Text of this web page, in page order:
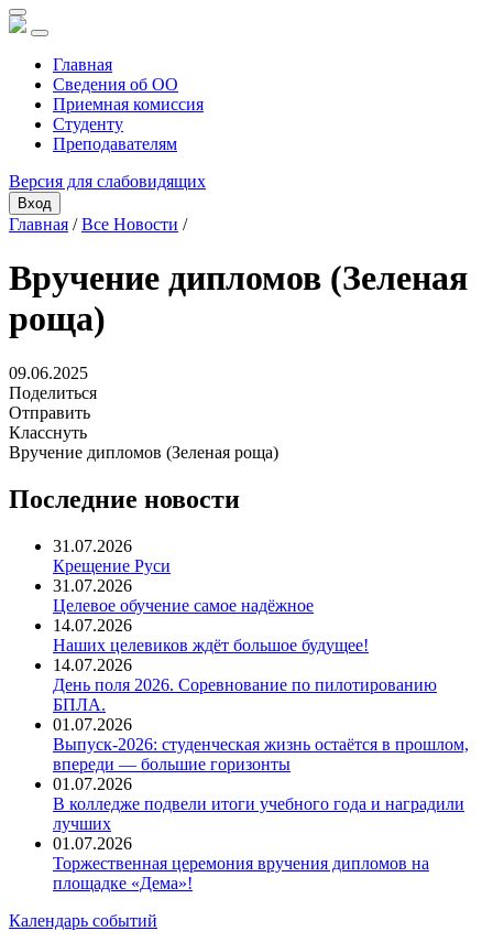
Главная
Сведения об ОО
Приемная комиссия
Студенту
Преподавателям
Версия для слабовидящих
Вход
Главная /Все Новости /
Вручение дипломов (Зеленая
роща)
09.06.2025
Поделиться
Отправить
Класснуть
Вручение дипломов (Зеленая роща)
Последние новости
31.07.2026
Крещение Руси
31.07.2026
Целевое обучение самое надёжное
14.07.2026
Наших целевиков ждёт большое будущее!
14.07.2026
День поля 2026. Соревнование по пилотированию
БПЛА.
01.07.2026
Выпуск-2026: студенческая жизнь остаётся в прошлом,
впереди — большие горизонты
01.07.2026
В колледже подвели итоги учебного года и наградили
лучших
01.07.2026
Торжественная церемония вручения дипломов на
площадке «Дема»!
Календарь событий